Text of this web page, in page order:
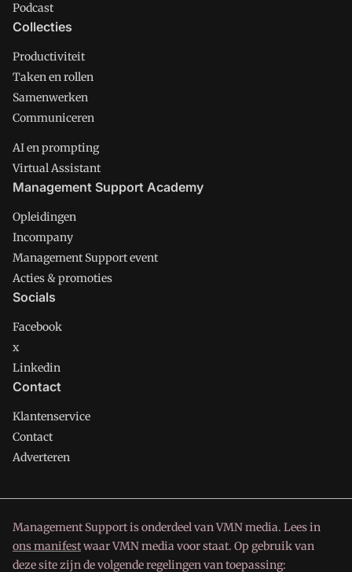
Podcast
Collecties
Productiviteit
Taken en rollen
Samenwerken
Communiceren
AI en prompting
Virtual Assistant
Management Support Academy
Opleidingen
Incompany
Management Support event
Acties & promoties
Socials
Facebook
x
Linkedin
Contact
Klantenservice
Contact
Adverteren
Management Support is onderdeel van VMN media. Lees in
ons manifestwaar VMN media voor staat. Op gebruik van
deze site zijn de volgende regelingen van toepassing: